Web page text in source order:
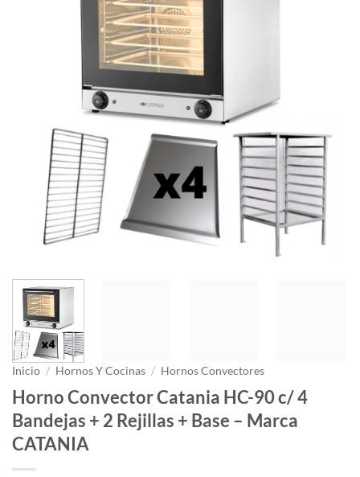
Inicio / Hornos Y Cocinas / Hornos Convectores
Horno Convector Catania HC-90 c/ 4
Bandejas + 2 Rejillas + Base – Marca
CATANIA